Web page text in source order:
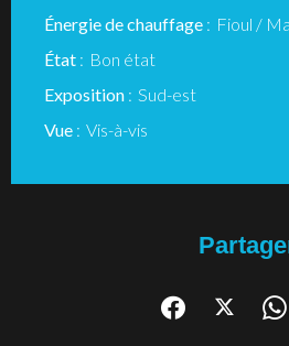
Énergie de chauffage
Fioul /
État
Bon état
Exposition
Sud-est
Vue
Vis-à-vis